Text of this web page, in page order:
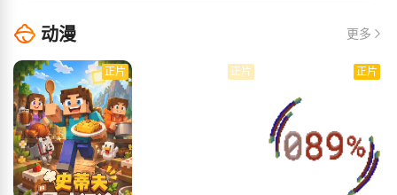
动漫 更多
正片 正片 正片